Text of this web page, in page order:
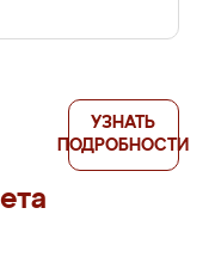
УЗНАТЬ
ПОДРОБНОСТИ